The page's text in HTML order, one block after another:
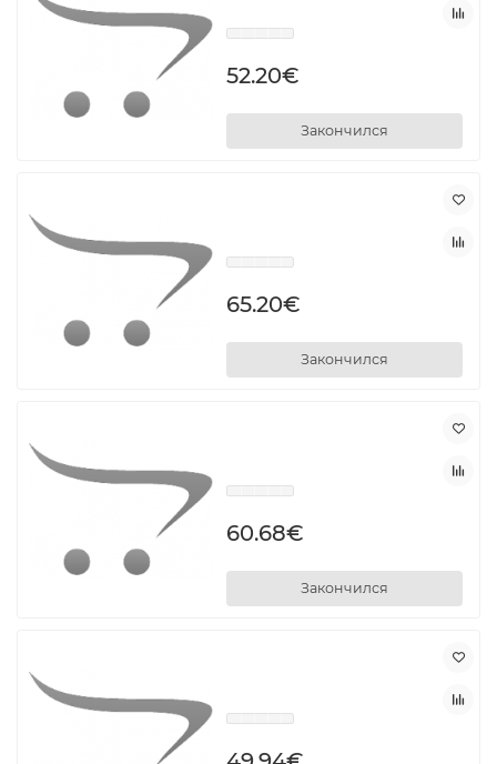
52.20€
Закончился
65.20€
Закончился
60.68€
Закончился